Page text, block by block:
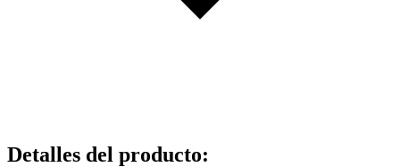
Detalles del producto: